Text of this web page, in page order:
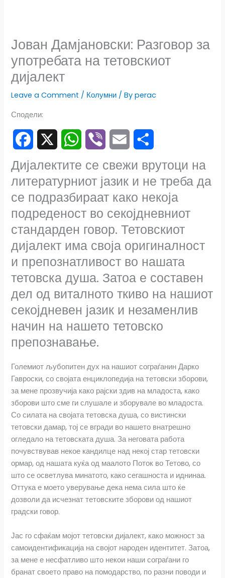
Јован Дамјановски: Разговор за
употребата на тетовскиот
дијалект
Leave a Comment / Колумни / Byperac
Сподели:
F
a
c
e
o
o
k
h
a
t
s
A
p
p
i
b
e
m
a
i
l
h
a
r
Дијалектите се свежи врутоци на
литературниот јазик и не треба да
се подразбираат како некоја
подреденост во секојдневниот
стандарден говор. Тетовскиот
дијалект има своја оригиналност
и препознатливост во нашата
тетовска душа. Затоа е составен
дел од виталното ткиво на нашиот
секојдневен јазик и незаменлив
начин на нашето тетовско
препознавање.
Големиот љубопитен дух на нашиот сограѓанин Дарко
Гавроски, со својата енциклопедија на тетовски зборови,
за мене прозвучија како рајски здив на младоста, како
зборови што сме ги слушале и зборувале во младоста.
Со силата на својата тетовска душа, со вистински
тетовски дамар, тој се вгради во нашето внатрешно
огледало на тетовската душа. За неговата работа
почувствував некое кандилце над некој стар тетовски
ормар, од нашата куќа од маалото Поток во Тетово, со
што се осветлува минатото, како сегашноста и иднинаа.
Оттука е моето уверување дека нема сила што ќе
дозволи да исчезнат тетовските зборови од нашиот
градски говор.
Јас го сфаќам мојот тетовски дијалект, како можност за
самоидентификација на својот народен идентитет. Затоа,
за мене е несфатливо што некои наши сограѓани го
бранат своето право на помодарство, по разни поводи и